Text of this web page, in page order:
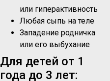
или гиперактивность
Любая сыпь на теле
Западение родничка
или его выбухание
Для детей от 1
года до 3 лет: